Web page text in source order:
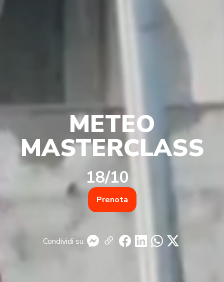
METEO
MASTERCLASS
18/10
Prenota
Condividi su: